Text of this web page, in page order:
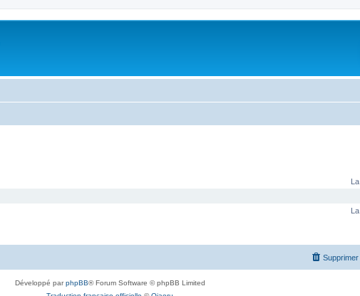
Développé parphpBB® Forum Software © phpBB Limited